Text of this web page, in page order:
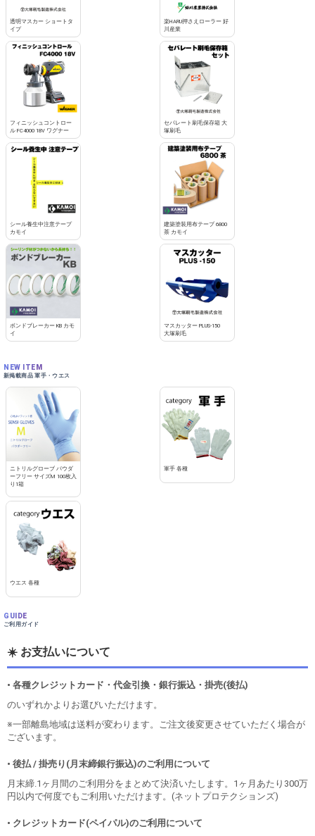
透明マスカー ショートタ
イプ
楽HARU押さえローラー 好
川産業
フィニッシュコントロー
ル FC4000 18V ワグナー
セパレート刷毛保存箱 大
塚刷毛
シール養生中注意テープ
カモイ
建築塗装用布テープ 6800
茶 カモイ
ボンドブレーカー KB カモ
イ
マスカッター PLUS-150
大塚刷毛
NEW ITEM
新掲載商品 軍手・ウエス
ニトリルグローブ パウダ
ーフリー サイズM 100枚入
り1箱
軍手 各種
ウエス 各種
GUIDE
ご利用ガイド
☀️ お支払いについて
• 各種クレジットカード・代金引換・銀行振込・掛売(後払)
のいずれかよりお選びいただけます。
※一部離島地域は送料が変わります。ご注文後変更させていただく場合が
ございます。
• 後払 / 掛売り(月末締銀行振込)のご利用について
月末締.1ヶ月間のご利用分をまとめて決済いたします。1ヶ月あたり300万
円以内で何度でもご利用いただけます。(ネットプロテクションズ)
• クレジットカード(ペイパル)のご利用について